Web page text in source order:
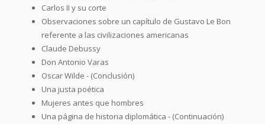
Carlos II y su corte
Observaciones sobre un capítulo de Gustavo Le Bon
referente a las civilizaciones americanas
Claude Debussy
Don Antonio Varas
Oscar Wilde - (Conclusión)
Una justa poética
Mujeres antes que hombres
Una página de historia diplomática - (Continuación)